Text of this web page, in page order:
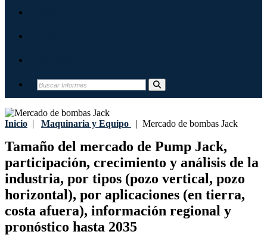
Inicio | Maquinaria y Equipo | Mercado de bombas Jack
Tamaño del mercado de Pump Jack,
participación, crecimiento y análisis de la
industria, por tipos (pozo vertical, pozo
horizontal), por aplicaciones (en tierra,
costa afuera), información regional y
pronóstico hasta 2035